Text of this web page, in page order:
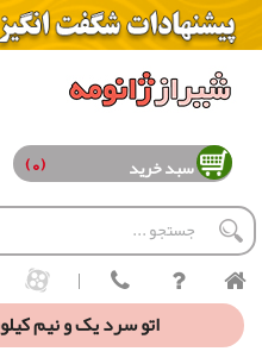
سبد خرید (0)
|
اتو سرد یک و نیم